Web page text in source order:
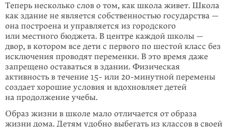
Теперь несколько слов о том, как школа живет. Школа
как здание не является собственностью государства —
она построена и управляется из городского
или местного бюджета. В центре каждой школы —
двор, в котором все дети с первого по шестой класс без
исключения проводят переменки. В это время даже
запрещено оставаться в здании. Физическая
активность в течение 15- или 20-минутной перемены
создает хорошие условия и вдох­новляет детей
на продолжение учебы.
Образ жизни в школе мало отличается от образа
жизни дома. Детям удобно выбегать из классов в своей